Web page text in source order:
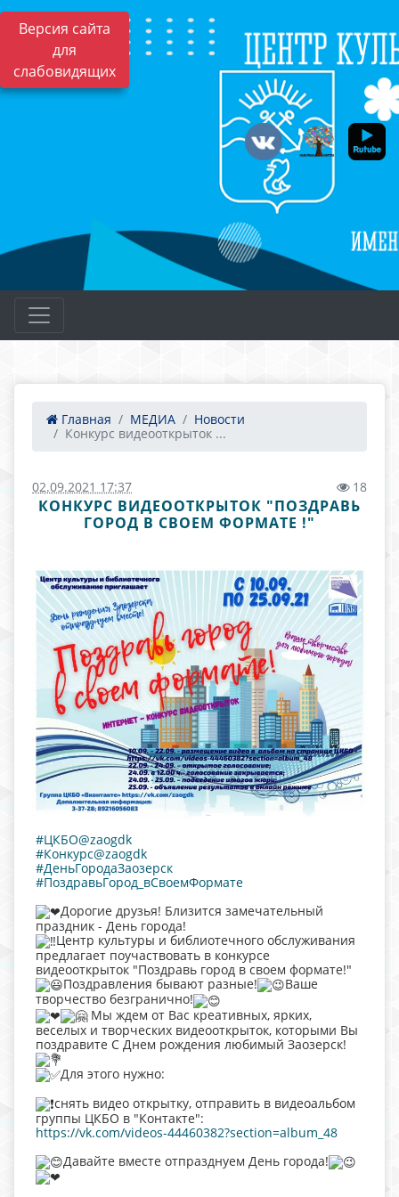
Версия сайта
для
слабовидящих
Главная МЕДИА
Новости
Конкурс видеооткрыток ...
02.09.2021 17:37 18
КОНКУРС ВИДЕООТКРЫТОК "ПОЗДРАВЬ
ГОРОД В СВОЕМ ФОРМАТЕ !"
#ЦКБО@zaogdk
#Конкурс@zaogdk
#ДеньГородаЗаозерск
#ПоздравьГород_вСвоемФормате
Дорогие друзья! Близится замечательный
праздник - День города!
Центр культуры и библиотечного обслуживания
предлагает поучаствовать в конкурсе
видеооткрыток "Поздравь город в своем формате!"
Поздравления бывают разные!
Ваше
творчество безгранично!
Мы ждем от Вас креативных, ярких,
веселых и творческих видеооткрыток, которыми Вы
поздравите С Днем рождения любимый Заозерск!
Для этого нужно:
снять видео открытку, отправить в видеоальбом
группы ЦКБО в "Контакте":
https://vk.com/videos-44460382?section=album_48
Давайте вместе отпразднуем День города!